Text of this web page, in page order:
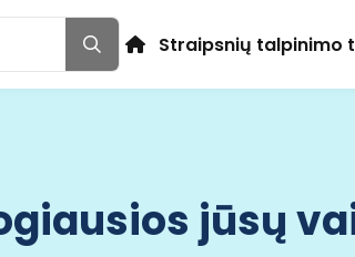
Straipsnių talpinimo
jūsų